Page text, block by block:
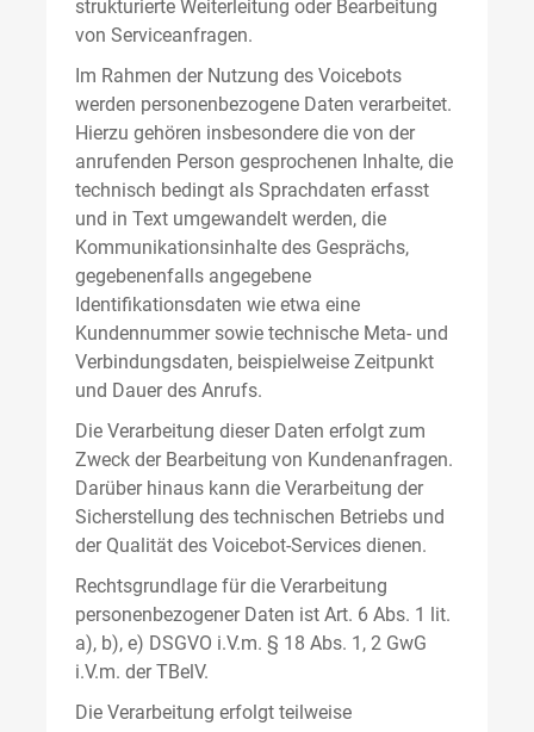
strukturierte Weiterleitung oder Bearbeitung
von Serviceanfragen.
Im Rahmen der Nutzung des Voicebots
werden personenbezogene Daten verarbeitet.
Hierzu gehören insbesondere die von der
anrufenden Person gesprochenen Inhalte, die
technisch bedingt als Sprachdaten erfasst
und in Text umgewandelt werden, die
Kommunikationsinhalte des Gesprächs,
gegebenenfalls angegebene
Identifikationsdaten wie etwa eine
Kundennummer sowie technische Meta- und
Verbindungsdaten, beispielweise Zeitpunkt
und Dauer des Anrufs.
Die Verarbeitung dieser Daten erfolgt zum
Zweck der Bearbeitung von Kundenanfragen.
Darüber hinaus kann die Verarbeitung der
Sicherstellung des technischen Betriebs und
der Qualität des Voicebot-Services dienen.
Rechtsgrundlage für die Verarbeitung
personenbezogener Daten ist Art. 6 Abs. 1 lit.
a), b), e) DSGVO i.V.m. § 18 Abs. 1, 2 GwG
i.V.m. der TBelV.
Die Verarbeitung erfolgt teilweise